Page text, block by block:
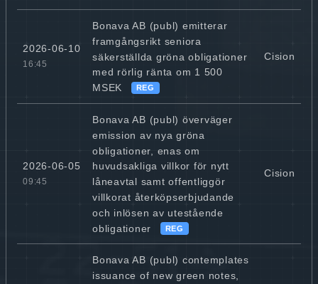
2026-06-10
16:45
Bonava AB (publ) emitterar
framgångsrikt seniora
säkerställda gröna obligationer
med rörlig ränta om 1 500
MSEK
REG
Cision
2026-06-05
09:45
Bonava AB (publ) överväger
emission av nya gröna
obligationer, enas om
huvudsakliga villkor för nytt
låneavtal samt offentliggör
villkorat återköpserbjudande
och inlösen av utestående
obligationer
REG
Cision
Bonava AB (publ) contemplates
issuance of new green notes,